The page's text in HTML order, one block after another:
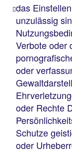
das
unzulässig
Verbote oder
oder
oder Rechte
Schutze
oder